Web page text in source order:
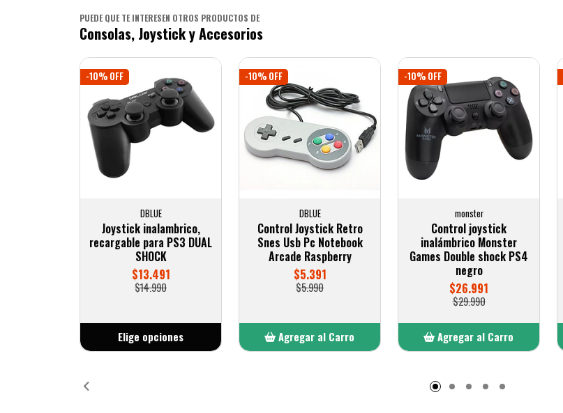
PUEDE QUE TE INTERESEN OTROS PRODUCTOS DE
Consolas, Joystick y Accesorios
-10% OFF
DBLUE
Joystick inalambrico,
recargable para PS3 DUAL
SHOCK
$13.491
$14.990
Elige opciones
-10% OFF
DBLUE
Control Joystick Retro
Snes Usb Pc Notebook
Arcade Raspberry
$5.391
$5.990
Agregar al Carro
-10% OFF
monster
Control joystick
inalámbrico Monster
Games Double shock PS4
negro
$26.991
$29.990
Agregar al Carro